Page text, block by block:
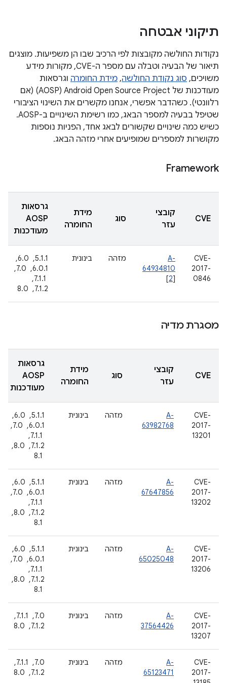
תיקוני אבטחה
נקודות החולשה מקובצות לפי הרכיב שבו הן משפיעות. מוצגים
תיאור של הבעיה וטבלה עם מספר ה-CVE, מקורות מידע
משויכים, סוג נקודת החולשה, מידת החומרה וגרסאות
מעודכנות של Android Open Source Project‏ (AOSP) (אם
רלוונטי). כשהדבר אפשרי, אנחנו מקשרים את השינוי הציבורי
שטיפל בבעיה למספר הבאג, כמו רשימת השינויים ב-AOSP.
כשיש כמה שינויים שקשורים לבאג אחד, הפניות נוספות
מקושרות למספרים שמופיעים אחרי מזהה הבאג.
Framework
CVE
קובצי
עזר
סוג
מידת
החומרה
גרסאות
AOSP
מעודכנות
CVE-
2017-
0846
A-
64934810
[2]
מזהה בינונית
5.1.1, ‏ 6.0, ‏
6.0.1, ‏ 7.0,
‏ 7.1.1, ‏
7.1.2, ‏ 8.0
מסגרת מדיה
CVE
קובצי
עזר
סוג
מידת
החומרה
גרסאות
AOSP
מעודכנות
CVE-
2017-
13201
A-
63982768
מזהה בינונית
5.1.1, ‏ 6.0, ‏
6.0.1, ‏ 7.0,
‏ 7.1.1, ‏
7.1.2, ‏ 8.0,
CVE-
2017-
13202
A-
67647856
מזהה בינונית
5.1.1, ‏ 6.0, ‏
6.0.1, ‏ 7.0,
‏ 7.1.1, ‏
7.1.2, ‏ 8.0,
CVE-
2017-
13206
A-
65025048
מזהה בינונית
5.1.1, ‏ 6.0, ‏
6.0.1, ‏ 7.0,
‏ 7.1.1, ‏
7.1.2, ‏ 8.0,
CVE-
2017-
13207
A-
37564426
מזהה בינונית
7.0, ‏ 7.1.1, ‏
7.1.2, ‏ 8.0
CVE-
2017-
A-
65123471
מזהה בינונית
7.0, ‏ 7.1.1, ‏
7.1.2, ‏ 8.0